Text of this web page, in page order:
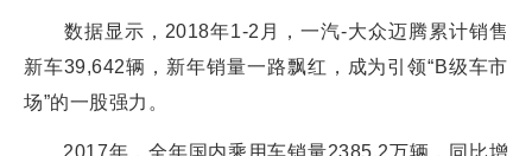
数据显示，2018年1-2月，一汽-大众迈腾累计销售
新车39,642辆，新年销量一路飘红，成为引领“B级车市
场”的一股强力。